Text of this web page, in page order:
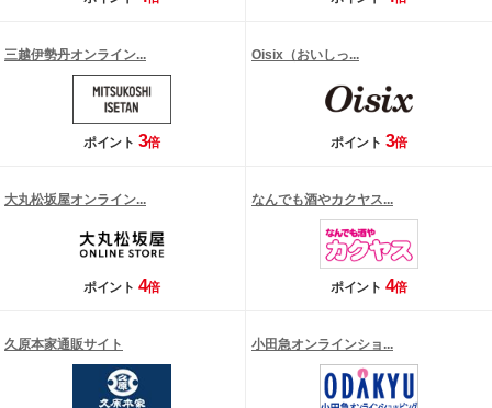
三越伊勢丹オンライン...
ポイント 3倍
Oisix（おいしっ...
ポイント 3倍
大丸松坂屋オンライン...
ポイント 4倍
なんでも酒やカクヤス...
ポイント 4倍
久原本家通販サイト 小田急オンラインショ...